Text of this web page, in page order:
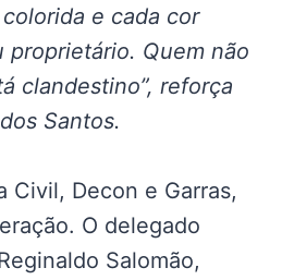
e cada cor
proprietário. Quem não
clandestino”, reforça
Santos.
Civil, Decon e Garras,
O delegado
Salomão,